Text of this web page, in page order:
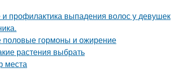
выпадения волос у девушек
гормоны и ожирение
растения выбрать
места